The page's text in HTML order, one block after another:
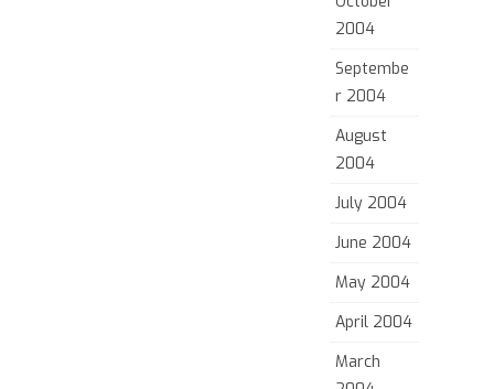
2004
Septembe
r 2004
August
2004
July 2004
June 2004
May 2004
April 2004
March